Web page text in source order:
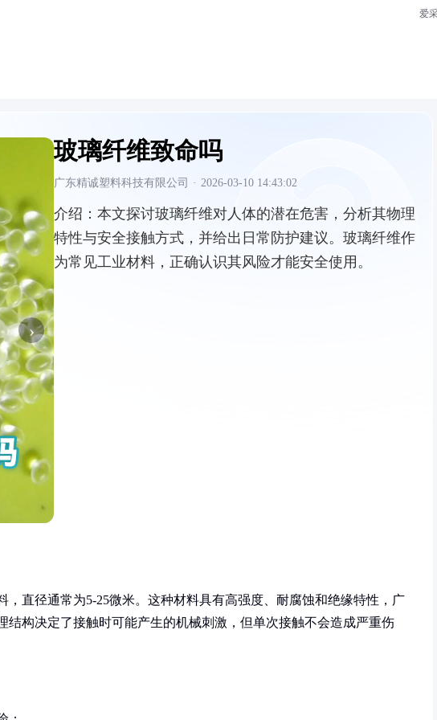
爱
›
玻璃纤维致命吗
广东精诚塑料科技有限公司 · 2026-03-10 14:43:02
介绍： 本文探讨玻璃纤维对人体的潜在危害，分析其物理
特性与安全接触方式，并给出日常防护建议。玻璃纤维作
为常见工业材料，正确认识其风险才能安全使用。
直径通常为5-25微米。这种材料具有高强度、耐腐蚀和绝缘特性，广
结构决定了接触时可能产生的机械刺激，但单次接触不会造成严重伤